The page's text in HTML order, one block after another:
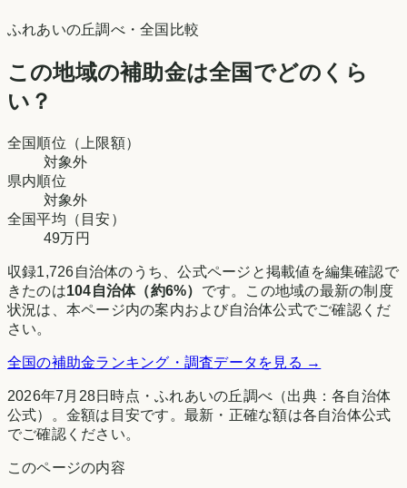
ふれあいの丘調べ・全国比較
この地域の補助金は全国でどのくら
い？
全国順位（上限額）
対象外
県内順位
対象外
全国平均（目安）
49万円
収録1,726自治体のうち、公式ページと掲載値を編集確認で
きたのは104自治体（約6%） です。 この地域の最新の制度
状況は、本ページ内の案内および自治体公式でご確認くだ
さい。
全国の補助金ランキング・調査データを見る →
2026年7月28日時点 ・ふれあいの丘調べ （出典：各自治体
公式）。金額は目安です。最新・正確な額は各自治体公式
でご確認ください。
このページの内容